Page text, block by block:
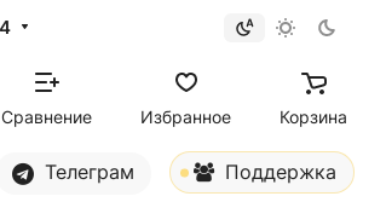
Сравнение Избранное Корзина
Телеграм Поддержка